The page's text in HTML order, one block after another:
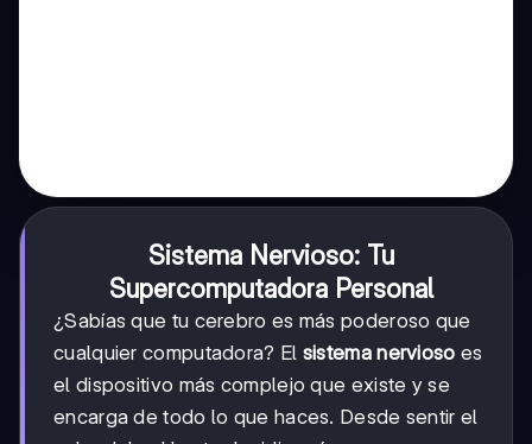
Sistema Nervioso: Tu
Supercomputadora Personal
¿Sabías que tu cerebro es más poderoso que
cualquier computadora? El sistema nervioso es
el dispositivo más complejo que existe y se
encarga de todo lo que haces. Desde sentir el